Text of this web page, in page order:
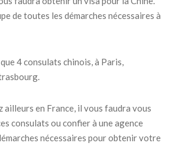
de toutes les démarches nécessaires à
4 consulats chinois, à Paris,
ailleurs en France, il vous faudra vous
consulats ou confier à une agence
nécessaires pour obtenir votre